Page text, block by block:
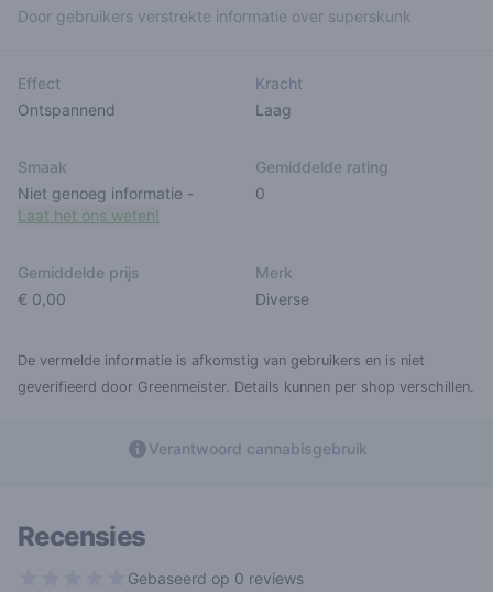
Door gebruikers verstrekte informatie over superskunk
Effect
Ontspannend
Kracht
Laag
Smaak
Niet genoeg informatie -
Laat het ons weten!
Gemiddelde rating
0
Gemiddelde prijs
€ 0,00
Merk
Diverse
De vermelde informatie is afkomstig van gebruikers en is niet
geverifieerd door Greenmeister. Details kunnen per shop verschillen.
Verantwoord cannabisgebruik
Recensies
Gebaseerd op 0 reviews